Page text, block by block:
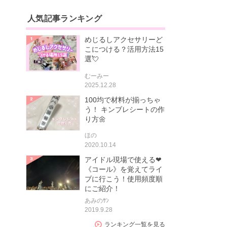
人気記事ランキング
めじるしアクセサリーど
こにつける？活用方法15
選💘
むーみー
2025.12.28
100均で材料が揃っちゃ
う！ キンブレシートの作
り方🌼
ほの
2020.10.14
アイドル現場で使える❤
《コール》を覚えてライ
ブに行こう！使用頻度順
にご紹介！
あみのｻﾝ
2019.9.28
ランキング一覧を見る